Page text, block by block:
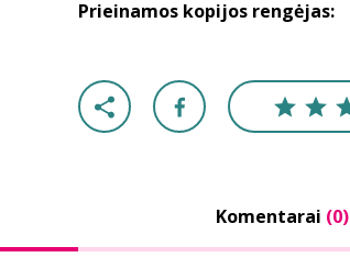
Prieinamos kopijos rengėjas:
Komentarai (0)